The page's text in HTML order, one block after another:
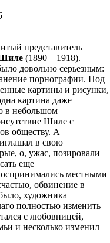
представитель
(1890 – 1918).
довольно серьезным:
порнографии. Под
картины и рисунки,
картина даже
в небольшом
Шиле с
обществу. А
в свою
о, ужас, позировали
еще
местными
обвинение в
художника
полностью изменить
с любовницей,
и несколько изменил